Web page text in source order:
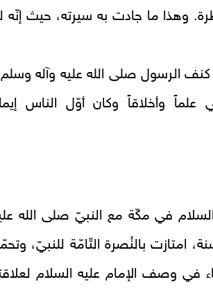
وهذا ما جادت به سيرته، حيث إنّه
الرسول صلى الله عليه وآله
وأخلاقاً وكان أوّل الناس
في مكّة مع النبيّ صلى الله
امتازت بالنُصرة التّامّة للنبيّ،
في وصف الإمام عليه السلام